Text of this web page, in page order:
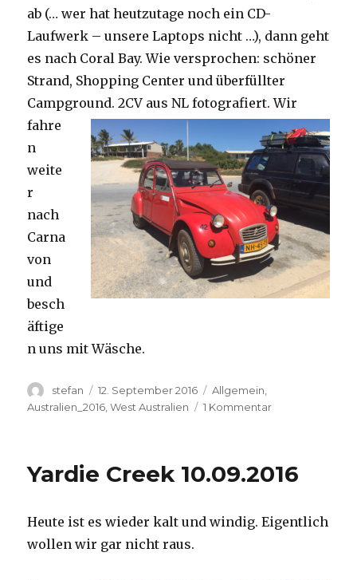
ab (… wer hat heutzutage noch ein CD-
Laufwerk – unsere Laptops nicht …), dann geht
es nach Coral Bay. Wie versprochen: schöner
Strand, Shopping Center und überfüllter
Campground.2CV aus NL fotografiert. Wir
fahre
n
weite
r
nach
Carna
von
und
besch
äftige
n uns mit Wäsche.
Autor
stefan
Veröffentlicht
am
12. September 2016 Kategorien
Allgemein
Australien_2016 ,West Australien 1 Kommentarzu
Yardie Creek 10.09.2016
Heute ist es wieder kalt und windig. Eigentlich
wollen wir gar nicht raus.